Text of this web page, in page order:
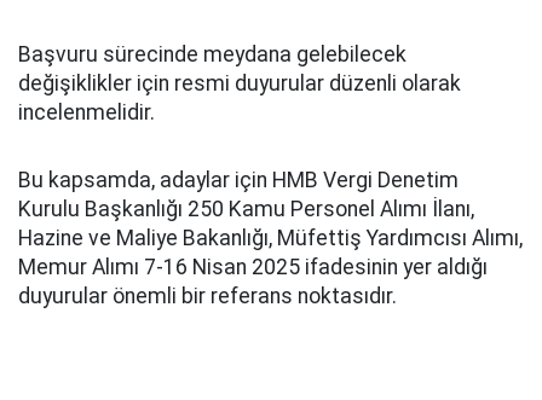
Başvuru sürecinde meydana gelebilecek
değişiklikler için resmi duyurular düzenli olarak
incelenmelidir.
Bu kapsamda, adaylar için HMB Vergi Denetim
Kurulu Başkanlığı 250 Kamu Personel Alımı İlanı,
Hazine ve Maliye Bakanlığı, Müfettiş Yardımcısı Alımı,
Memur Alımı 7-16 Nisan 2025 ifadesinin yer aldığı
duyurular önemli bir referans noktasıdır.